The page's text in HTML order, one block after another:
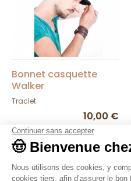
Bonnet casquette
Walker
Traclet
10,00 €
Nouveautés